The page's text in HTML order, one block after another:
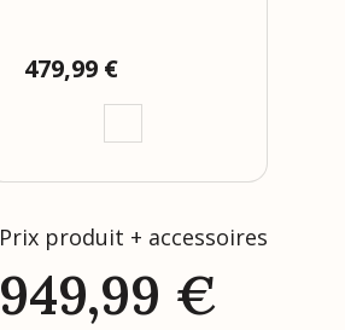
Prix
479,99 €
Prix produit + accessoires
949,99 €